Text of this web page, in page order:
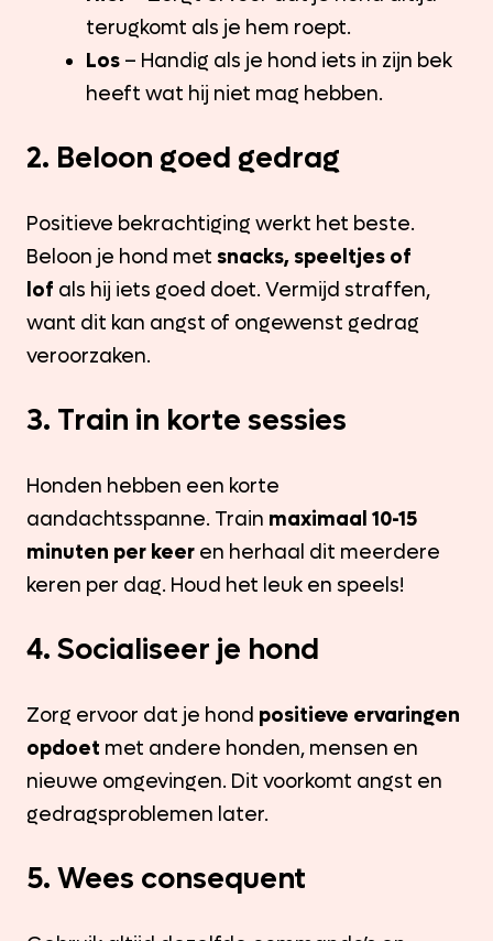
terugkomt als je hem roept.
Los – Handig als je hond iets in zijn bek
heeft wat hij niet mag hebben.
2. Beloon goed gedrag
Positieve bekrachtiging werkt het beste.
Beloon je hond met snacks, speeltjes of
lof als hij iets goed doet. Vermijd straffen,
want dit kan angst of ongewenst gedrag
veroorzaken.
3. Train in korte sessies
Honden hebben een korte
aandachtsspanne. Train maximaal 10-15
minuten per keer en herhaal dit meerdere
keren per dag. Houd het leuk en speels!
4. Socialiseer je hond
Zorg ervoor dat je hond positieve ervaringen
opdoet met andere honden, mensen en
nieuwe omgevingen. Dit voorkomt angst en
gedragsproblemen later.
5. Wees consequent